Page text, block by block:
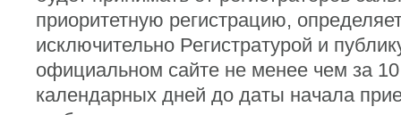
приоритетную регистрацию,
исключительно Регистратурой и
официальном сайте не менее чем за 10
календарных дней до даты начала